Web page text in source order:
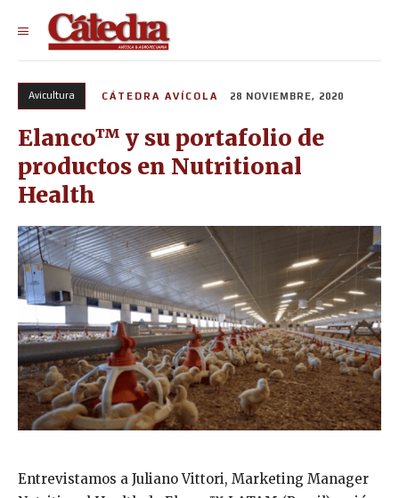
Avicultura CÁTEDRA AVÍCOLA 28 NOVIEMBRE, 2020
Elanco™ y su portafolio de
productos en Nutritional
Health
Entrevistamos a Juliano Vittori, Marketing Manager